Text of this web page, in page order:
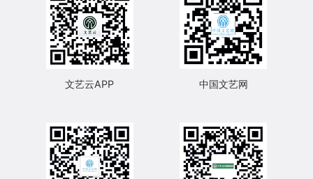
文艺云APP 中国文艺网